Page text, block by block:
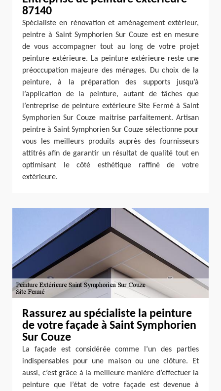
87140
Spécialiste en rénovation et aménagement extérieur,
peintre à Saint Symphorien Sur Couze est en mesure
de vous accompagner tout au long de votre projet
peinture extérieure. La peinture extérieure reste une
préoccupation majeure des ménages. Du choix de la
peinture, à la préparation des supports jusqu’à
l’application de la peinture, autant de tâches que
l’entreprise de peinture extérieure Site Fermé à Saint
Symphorien Sur Couze maitrise parfaitement. Artisan
peintre à Saint Symphorien Sur Couze sélectionne pour
vous les meilleurs produits auprès des fournisseurs
attitrés afin de garantir un résultat de qualité tout en
optimisant le côté esthétique raffiné de votre
extérieure.
Rassurez au spécialiste la peinture
de votre façade à Saint Symphorien
Sur Couze
La façade est considérée comme l’un des parties
indispensables pour une maison ou une clôture. Et
aussi, c’est grâce à la meilleure manière d’effectuer la
peinture que l’état de votre façade est devenue à